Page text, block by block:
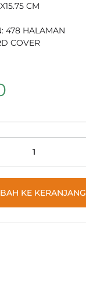
CM
478 HALAMAN
COVER
KE KERANJANG